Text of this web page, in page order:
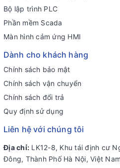
Bộ lập trình PLC
Phần mềm Scada
Màn hình cảm ứng HMI
Dành cho khách hàng
Chính sách bảo mật
Chính sách vận chuyển
Chính sách đổi trả
Quy định sử dụng
Liên hệ với chúng tôi
Địa chỉ: LK12-8, Khu tái định cư
Đông, Thành Phố Hà Nội, Việt Nam